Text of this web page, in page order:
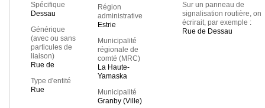
Spécifique
Dessau
Générique
(avec ou sans
particules de
liaison)
Rue de
Type d'entité
Rue
Région
administrative
Estrie
Municipalité
régionale de
comté (MRC)
La Haute-
Yamaska
Municipalité
Granby (Ville)
Sur un panneau de
signalisation routière, on
écrirait, par exemple :
Rue de Dessau